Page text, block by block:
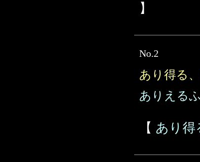
】
No.2
あり得る
ありえる
【 あり得